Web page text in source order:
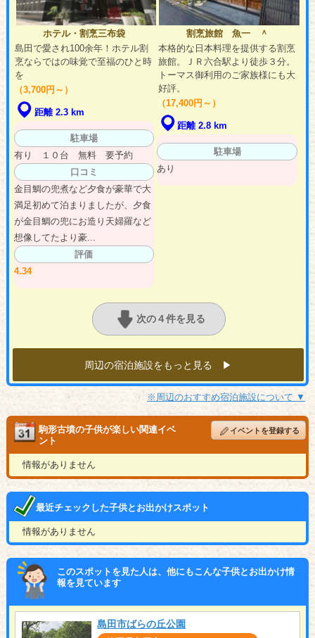
ホテル・割烹三布袋
島田で愛され100余年！ホテル割
烹ならではの味覚で至福のひと時
を
（3,700円～）
距離 2.3 km
駐車場
有り １０台 無料 要予約
口コミ
金目鯛の兜煮など夕食が豪華で大
満足初めて泊まりましたが、夕食
が金目鯛の兜にお造り天婦羅など
想像してたより豪...
評価
4.34
割烹旅館 魚一 ＾
本格的な日本料理を提供する割烹
旅館。ＪＲ六合駅より徒歩３分。
トーマス御利用のご家族様にも大
好評。
（17,400円～）
距離 2.8 km
駐車場
あり
次の４件を見る
周辺の宿泊施設をもっと見る ▶︎
※周辺のおすすめ宿泊施設について ▼
駒形古墳の子供が楽しい関連イベ
ント
イベントを登録する
情報がありません
最近チェックした子供とお出かけスポット
情報がありません
このスポットを見た人は、他にもこんな子供とお出かけ情
報を見ています
島田市ばらの丘公園